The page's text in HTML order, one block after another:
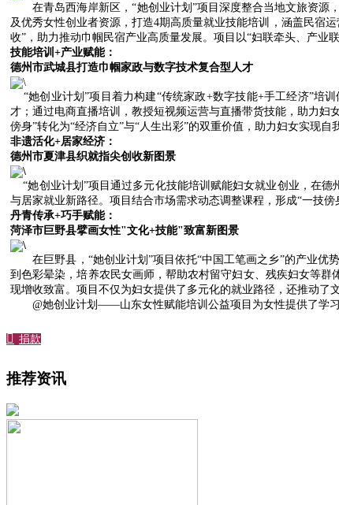
在青岛西海岸新区，“她创业计划”项目深度整合当地文旅资源
及优秀女性创业者资源，打造4期高质量就业技能培训，涵盖民宿
收”，助力推动巾帼民宿产业高质量发展。项目以“妇联牵头、产业
技能培训+产业赋能：
德州市武城县打造巾帼家政与数字技术复合型人才
“她创业计划”项目着力构建“传统家政+数字技能+手工经济”培
才；通过电商直播培训，教授短视频运营与直播带货技能，助力
傍身”转化为“经济自立”与“人生出彩”的双重价值，助力妇女实现自
非遗活化+居家经济：
德州市夏津县织就指尖创收新图景
“她创业计划”项目通过多元化技能培训赋能妇女就业创业，在德
与居家就业新路径。项目结合市场需求动态调整课程，形成“一技
丹青传承+巧手赋能：
菏泽市巨野县擘画女性"文化+技能"致富新图景
在巨野县，“她创业计划”项目依托“中国工笔画之乡”的产业优
到色彩晕染，培养农民女画师，帮助农村留守妇女、残疾妇女等群
现增收致富。项目不仅为妇女提供了多元化的就业路径，还推动了
@她创业计划——山东女性赋能培训公益项目为女性提供了学
 捐款
推荐资讯